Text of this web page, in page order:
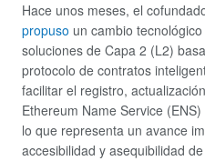
Hace unos meses, el
propuso un cambio
soluciones de Capa 2 (L2)
protocolo de contratos
facilitar el registro,
Ethereum Name Service
lo que representa un avance
accesibilidad y asequibilidad